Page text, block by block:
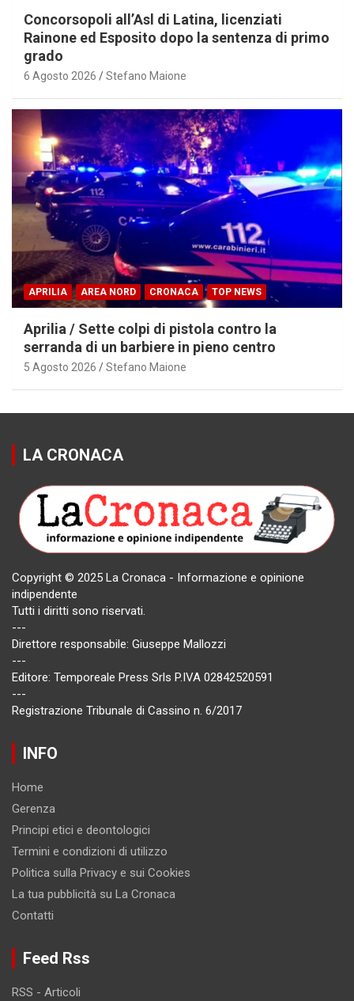
Concorsopoli all’Asl di Latina, licenziati
Rainone ed Esposito dopo la sentenza di primo
grado
6 Agosto 2026 Stefano Maione
APRILIA AREA NORD CRONACA TOP NEWS
Aprilia / Sette colpi di pistola contro la
serranda di un barbiere in pieno centro
5 Agosto 2026 Stefano Maione
LA CRONACA
Copyright © 2025 La Cronaca - Informazione e opinione
indipendente
Tutti i diritti sono riservati.
---
Direttore responsabile: Giuseppe Mallozzi
---
Editore: Temporeale Press Srls P.IVA 02842520591
---
Registrazione Tribunale di Cassino n. 6/2017
INFO
Home
Gerenza
Principi etici e deontologici
Termini e condizioni di utilizzo
Politica sulla Privacy e sui Cookies
La tua pubblicità su La Cronaca
Contatti
Feed Rss
RSS - Articoli